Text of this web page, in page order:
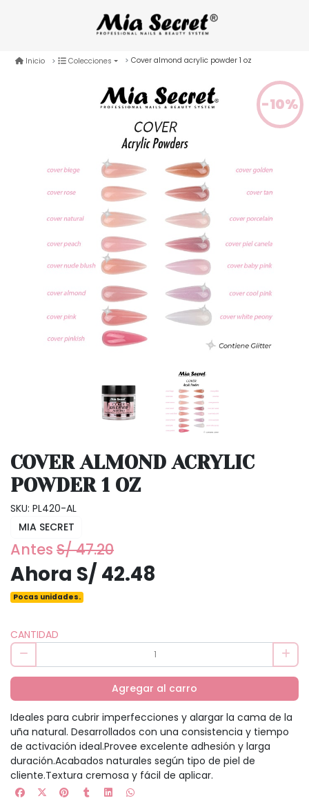
Inicio Colecciones Cover almond acrylic powder 1 oz
-10%
COVER ALMOND ACRYLIC
POWDER 1 OZ
SKU: PL420-AL
MIA SECRET
Antes S/ 47.20
Ahora S/ 42.48
Pocas unidades.
CANTIDAD
Agregar al carro
Ideales para cubrir imperfecciones y alargar la cama de la
uña natural. Desarrollados con una consistencia y tiempo
de activación ideal.Provee excelente adhesión y larga
duración.Acabados naturales según tipo de piel de
cliente.Textura cremosa y fácil de aplicar.